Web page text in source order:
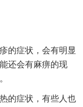
的症状，会有明显
还会有麻痹的现
的症状，有些人也